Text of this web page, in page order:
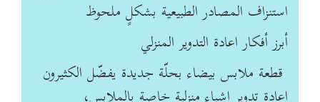
استنزاف المصادر الطبيعية بشكلٍ ملحوظ
أبرز أفكار اعادة التدوير المنزلي
قطعة ملابس بيضاء بحلّة جديدة يفضّل الكثيرون